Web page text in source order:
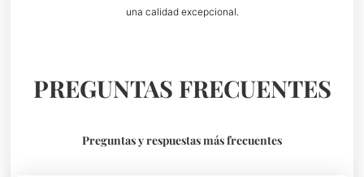
una calidad excepcional.
PREGUNTAS FRECUENTES
Preguntas y respuestas más frecuentes